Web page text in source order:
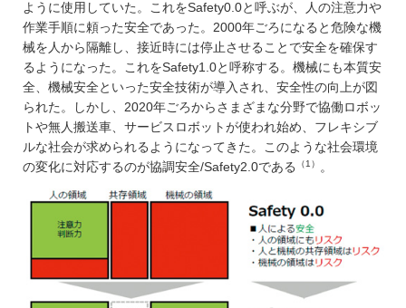
ように使用していた。これをSafety0.0と呼ぶが、人の注意力や
作業手順に頼った安全であった。2000年ごろになると危険な機
械を人から隔離し、接近時には停止させることで安全を確保す
るようになった。これをSafety1.0と呼称する。機械にも本質安
全、機械安全といった安全技術が導入され、安全性の向上が図
られた。しかし、2020年ごろからさまざまな分野で協働ロボッ
トや無人搬送車、サービスロボットが使われ始め、フレキシブ
ルな社会が求められるようになってきた。このような社会環境
の変化に対応するのが協調安全/Safety2.0である
（1） 。